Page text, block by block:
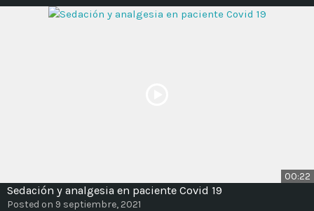
00:22
Sedación y analgesia en paciente Covid 19
Posted on 9 septiembre, 2021